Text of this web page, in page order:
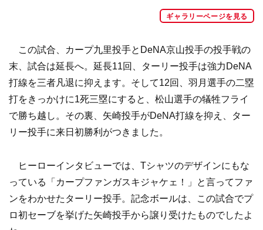
ギャラリーページを見る
この試合、カープ九里投手とDeNA京山投手の投手戦の
末、試合は延長へ。延長11回、ターリー投手は強力DeNA
打線を三者凡退に抑えます。そして12回、羽月選手の二塁
打をきっかけに1死三塁にすると、松山選手の犠牲フライ
で勝ち越し。その裏、矢崎投手がDeNA打線を抑え、ター
リー投手に来日初勝利がつきました。
ヒーローインタビューでは、Tシャツのデザインにもな
っている「カープファンガスキジャケェ！」と言ってファ
ンをわかせたターリー投手。記念ボールは、この試合でプ
ロ初セーブを挙げた矢崎投手から譲り受けたものでしたよ